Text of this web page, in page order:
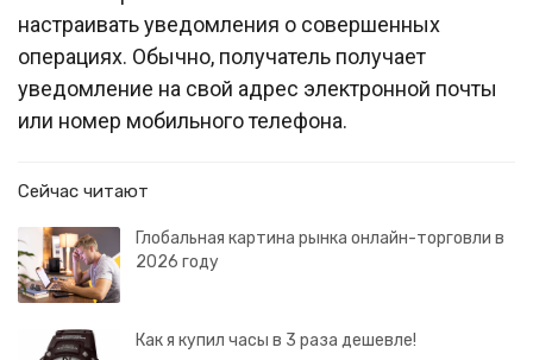
настраивать уведомления о совершенных
операциях. Обычно, получатель получает
уведомление на свой адрес электронной почты
или номер мобильного телефона.
Сейчас читают
Глобальная картина рынка онлайн-торговли в
2026 году
Как я купил часы в 3 раза дешевле!